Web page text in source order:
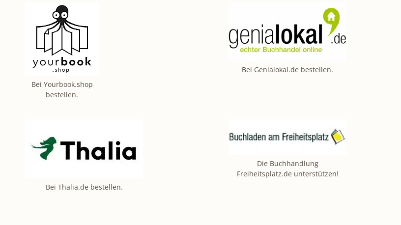
Bei Yourbook.shop
bestellen.
Bei Genialokal.de bestellen.
Bei Thalia.de bestellen.
Die Buchhandlung
Freiheitsplatz.de unterstützen!